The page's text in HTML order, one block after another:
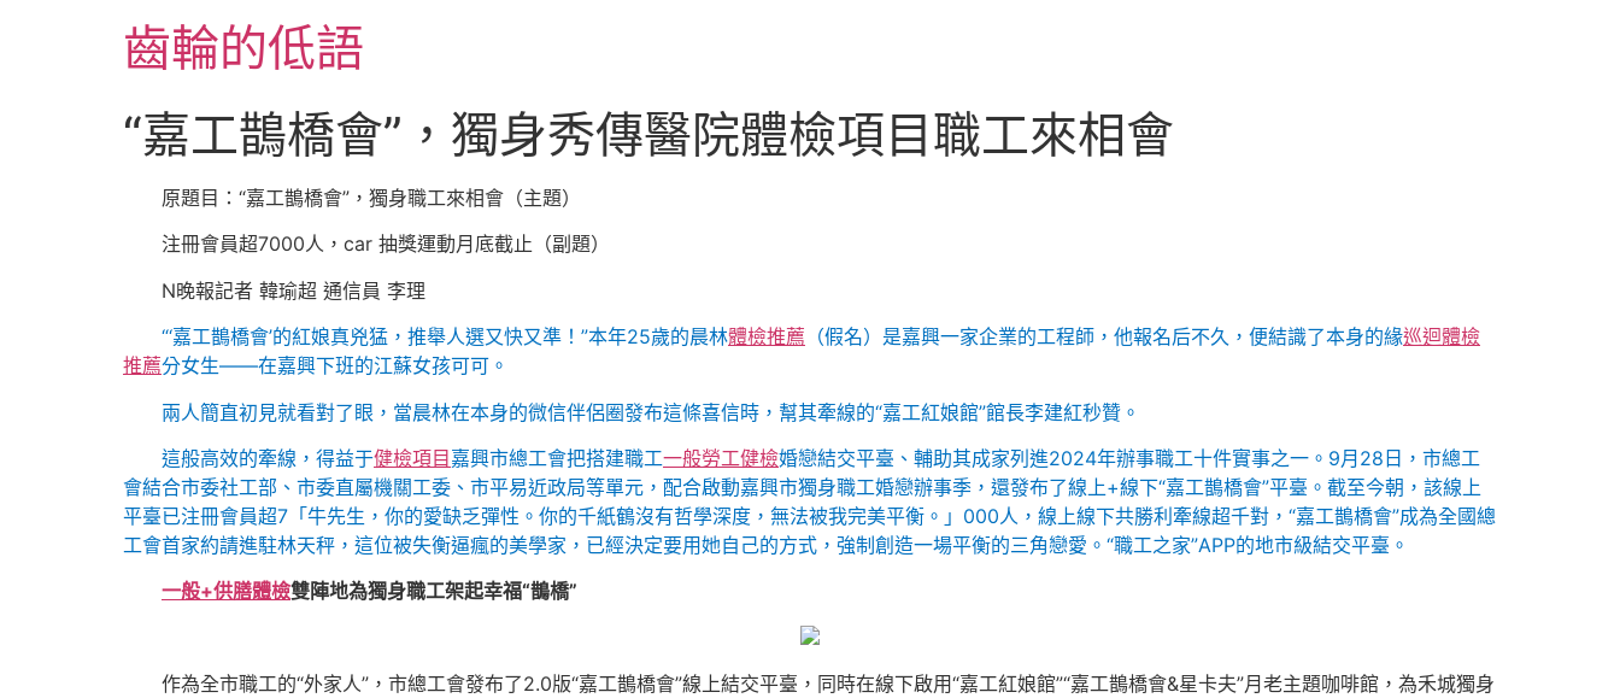
齒輪的低語
“嘉工鵲橋會”，獨身秀傳醫院體檢項目職工來相會
原題目：“嘉工鵲橋會”，獨身職工來相會（主題）
注冊會員超7000人，car 抽獎運動月底截止（副題）
N晚報記者 韓瑜超 通信員 李理
“‘嘉工鵲橋會’的紅娘真兇猛，推舉人選又快又準！”本年25歲的晨林體檢推薦 （假名）是嘉興一家企業的工程師，他報名后不久，便結識了本身的緣巡迴體檢
推薦分女生——在嘉興下班的江蘇女孩可可。
兩人簡直初見就看對了眼，當晨林在本身的微信伴侶圈發布這條喜信時，幫其牽線的“嘉工紅娘館”館長李建紅秒贊。
這般高效的牽線，得益于健檢項目嘉興市總工會把搭建職工一般勞工健檢婚戀結交平臺、輔助其成家列進2024年辦事職工十件實事之一。9月28日，市總工
會結合市委社工部、市委直屬機關工委、市平易近政局等單元，配合啟動嘉興市獨身職工婚戀辦事季，還發布了線上+線下“嘉工鵲橋會”平臺。截至今朝，該線上
平臺已注冊會員超7「牛先生，你的愛缺乏彈性。你的千紙鶴沒有哲學深度，無法被我完美平衡。」000人，線上線下共勝利牽線超千對，“嘉工鵲橋會”成為全國總
工會首家約請進駐林天秤，這位被失衡逼瘋的美學家，已經決定要用她自己的方式，強制創造一場平衡的三角戀愛。“職工之家”APP的地市級結交平臺。
一般+供膳體檢雙陣地為獨身職工架起幸福“鵲橋”
作為全市職工的“外家人”，市總工會發布了2.0版“嘉工鵲橋會”線上結交平臺，同時在線下啟用“嘉工紅娘館”“嘉工鵲橋會&星卡夫”月老主題咖啡館，為禾城獨身